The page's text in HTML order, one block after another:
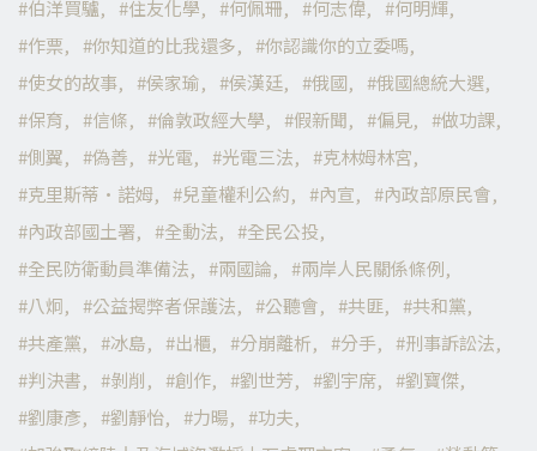
伯洋買驢
住友化學 何佩珊 何志偉
何明輝
作票
你知道的比我還多
你認識你的立委嗎
使女的故事
侯家瑜 侯漢廷 俄國
俄國總統大選
保育
信條 倫敦政經大學 假新聞 偏見
做功課
側翼
偽善 光電 光電三法
克林姆林宮
克里斯蒂·諾姆
兒童權利公約 內宣
內政部原民會
內政部國土署
全動法
全民公投
全民防衛動員準備法
兩國論
兩岸人民關係條例
八炯
公益揭弊者保護法 公聽會 共匪
共和黨
共產黨
冰島 出櫃 分崩離析 分手
刑事訴訟法
判決書
剝削 創作 劉世芳 劉宇席
劉寶傑
劉康彥
劉靜怡 力暘
功夫